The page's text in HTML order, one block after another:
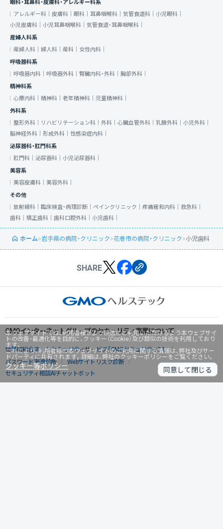
本ウェブサイトでは、利用者様がより快適にご利用いただけるよう本ウェブサイ
トの改善・最適化等を目的に、クッキー（Cookie）及び類似の技術を利用しており
ます。
これにより、利用者様の本ウェブサイトのご利用に関する情報は、弊社及びサー
ドパーティに共有されます。詳細は、弊社のクッキーポリシーをご覧ください。
クッキー等ポリシー 同意して閉じる
眼科・耳鼻科・皮膚科・アレルギー科系
アレルギー科｜ 皮膚科｜ 眼科｜ 耳鼻咽喉科｜ 気管食道科｜ 小児眼科｜
小児皮膚科｜ 小児耳鼻咽喉科｜ 気管食道・耳鼻咽喉科｜
産婦人科系
産婦人科｜ 婦人科｜ 産科｜ 女性内科｜
呼吸器科系
呼吸器内科｜ 呼吸器外科｜ 腎臓内科・外科｜ 胸部外科｜
精神科系
心療内科｜ 精神科｜ 老年精神科｜ 児童精神科｜
外科系
整形外科｜
リハビリテーション科｜ 外科｜ 心臓血管外科｜ 乳腺外科｜ 小児外科｜
脳神経外科｜ 形成外科｜ 性感染症内科｜
泌尿器科・肛門科系
肛門科｜ 泌尿器科｜ 小児泌尿器科｜
美容系
美容皮膚科｜ 美容外科｜
その他
放射線科｜ 臨床検査・病理診断｜ ペインクリニック｜ 疼痛緩和内科｜ 救急科｜
歯科｜ 矯正歯科｜ 歯科口腔外科｜ 小児歯科｜
ホーム>岩手県の病院・クリニック>花巻市の病院・クリニック>小児歯科
SHARE
GMOインターネットグループのセキュリティ事業について
世界初総合ネットセキュリティサービス「GMOセキュリティ24」
パスワード漏洩診断
Webサイトリスク診断
セキュリティ相談AIチャットボット